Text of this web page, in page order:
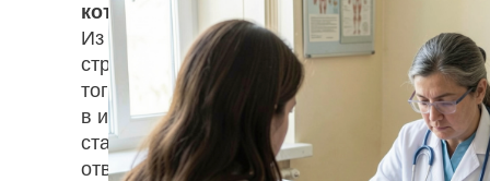
которые получали инвалидность.
Из него становится понятно, и какие
страхи останавливают людей от
того, чтобы начать процедуру, и чем
в итоге полезен официальный
статус. Надеемся, этот материал
ответит на самые главные вопросы